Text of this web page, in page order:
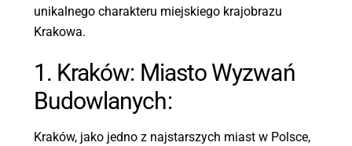
unikalnego charakteru miejskiego krajobrazu
Krakowa.
1. Kraków: Miasto Wyzwań
Budowlanych:
Kraków, jako jedno z najstarszych miast w Polsce,